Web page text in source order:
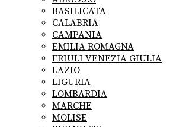
menu
BASILICATA
CALABRIA
CAMPANIA
EMILIA ROMAGNA
FRIULI VENEZIA GIULIA
LAZIO
LIGURIA
LOMBARDIA
MARCHE
MOLISE